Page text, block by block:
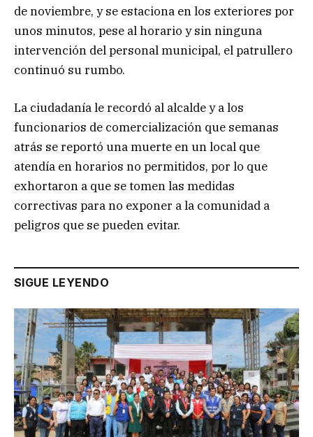
de noviembre, y se estaciona en los exteriores por
unos minutos, pese al horario y sin ninguna
intervención del personal municipal, el patrullero
continuó su rumbo.
La ciudadanía le recordó al alcalde y a los
funcionarios de comercialización que semanas
atrás se reportó una muerte en un local que
atendía en horarios no permitidos, por lo que
exhortaron a que se tomen las medidas
correctivas para no exponer a la comunidad a
peligros que se pueden evitar.
SIGUE LEYENDO